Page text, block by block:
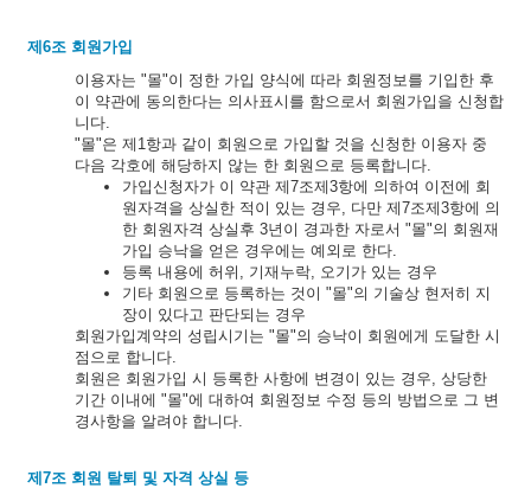
제6조 회원가입
이용자는 "몰"이 정한 가입 양식에 따라 회원정보를 기입한 후
이 약관에 동의한다는 의사표시를 함으로서 회원가입을 신청합
니다.
"몰"은 제1항과 같이 회원으로 가입할 것을 신청한 이용자 중
다음 각호에 해당하지 않는 한 회원으로 등록합니다.
가입신청자가 이 약관 제7조제3항에 의하여 이전에 회
원자격을 상실한 적이 있는 경우, 다만 제7조제3항에 의
한 회원자격 상실후 3년이 경과한 자로서 "몰"의 회원재
가입 승낙을 얻은 경우에는 예외로 한다.
등록 내용에 허위, 기재누락, 오기가 있는 경우
기타 회원으로 등록하는 것이 "몰"의 기술상 현저히 지
장이 있다고 판단되는 경우
회원가입계약의 성립시기는 "몰"의 승낙이 회원에게 도달한 시
점으로 합니다.
회원은 회원가입 시 등록한 사항에 변경이 있는 경우, 상당한
기간 이내에 "몰"에 대하여 회원정보 수정 등의 방법으로 그 변
경사항을 알려야 합니다.
제7조 회원 탈퇴 및 자격 상실 등